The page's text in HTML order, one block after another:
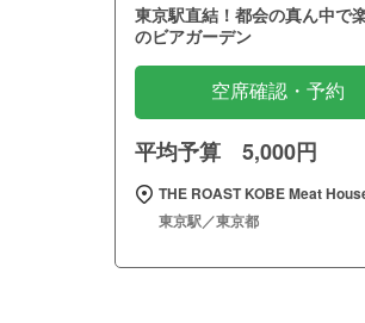
東京駅直結！都会の真ん中で
のビアガーデン
空席確認・予約
平均予算 5,000円
THE ROAST KOBE Meat
東京駅／東京都